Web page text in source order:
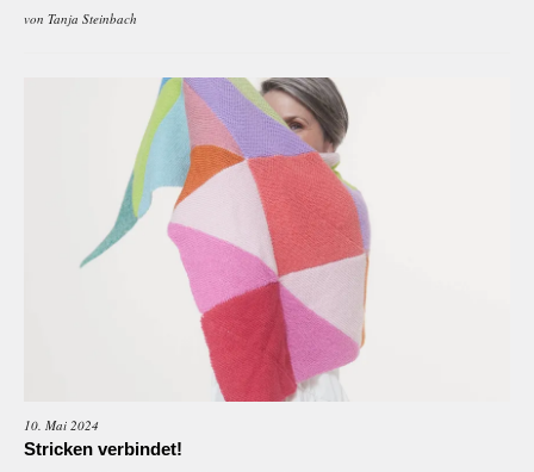
von Tanja Steinbach
10. Mai 2024
Stricken verbindet!